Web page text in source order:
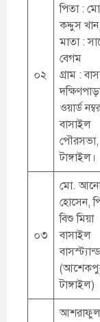
০২
পিতা :
কদ্দুস খান,
মাতা :
বেগম
গ্রাম :
ওয়ার্ড
বাসাইল
পৌরসভা,
টাঙ্গাইল।
০৩
মো.
হোসেন,
বিশু মিয়া
বাসাইল
বাসস্ট্যান্ড
টাঙ্গাইল)
আশরাফুল